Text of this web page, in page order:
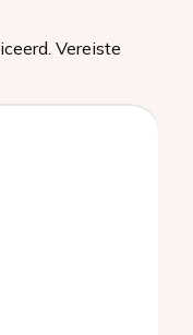
Vereiste